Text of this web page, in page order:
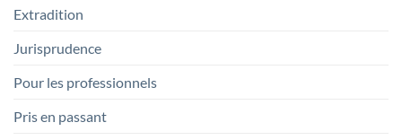
Extradition
Jurisprudence
Pour les professionnels
Pris en passant